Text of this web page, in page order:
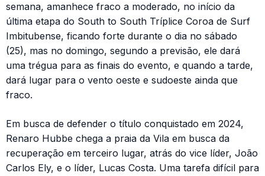
semana, amanhece fraco a moderado, no início da
última etapa do South to South Tríplice Coroa de Surf
Imbitubense, ficando forte durante o dia no sábado
(25), mas no domingo, segundo a previsão, ele dará
uma trégua para as finais do evento, e quando a tarde,
dará lugar para o vento oeste e sudoeste ainda que
fraco.
Em busca de defender o título conquistado em 2024,
Renaro Hubbe chega a praia da Vila em busca da
recuperação em terceiro lugar, atrás do vice líder, João
Carlos Ely, e o líder, Lucas Costa. Uma tarefa difícil para